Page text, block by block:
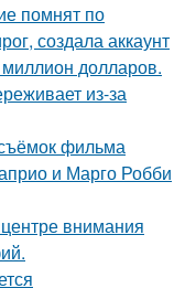
помнят по
создала аккаунт
долларов.
из-за
фильма
и Марго Робби
внимания